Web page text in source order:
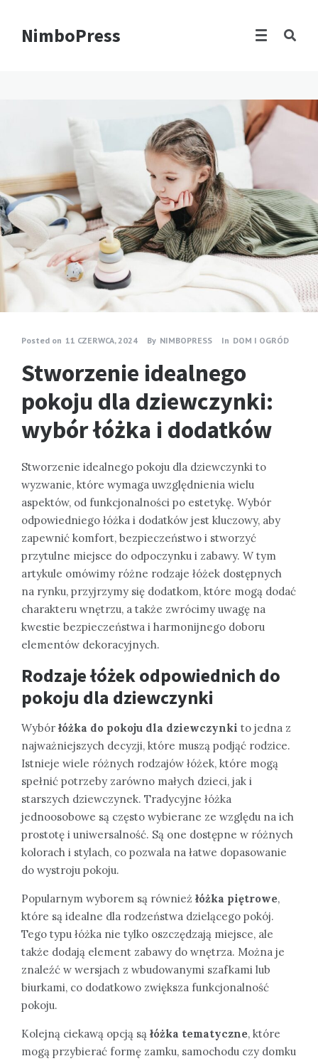
NimboPress
Posted on 11 CZERWCA, 2024 By NIMBOPRESS In DOM I OGRÓD
Stworzenie idealnego
pokoju dla dziewczynki:
wybór łóżka i dodatków
Stworzenie idealnego pokoju dla dziewczynki to
wyzwanie, które wymaga uwzględnienia wielu
aspektów, od funkcjonalności po estetykę. Wybór
odpowiedniego łóżka i dodatków jest kluczowy, aby
zapewnić komfort, bezpieczeństwo i stworzyć
przytulne miejsce do odpoczynku i zabawy. W tym
artykule omówimy różne rodzaje łóżek dostępnych
na rynku, przyjrzymy się dodatkom, które mogą dodać
charakteru wnętrzu, a także zwrócimy uwagę na
kwestie bezpieczeństwa i harmonijnego doboru
elementów dekoracyjnych.
Rodzaje łóżek odpowiednich do
pokoju dla dziewczynki
Wybór łóżka do pokoju dla dziewczynki to jedna z
najważniejszych decyzji, które muszą podjąć rodzice.
Istnieje wiele różnych rodzajów łóżek, które mogą
spełnić potrzeby zarówno małych dzieci, jak i
starszych dziewczynek. Tradycyjne łóżka
jednoosobowe są często wybierane ze względu na ich
prostotę i uniwersalność. Są one dostępne w różnych
kolorach i stylach, co pozwala na łatwe dopasowanie
do wystroju pokoju.
Popularnym wyborem są również łóżka piętrowe,
które są idealne dla rodzeństwa dzielącego pokój.
Tego typu łóżka nie tylko oszczędzają miejsce, ale
także dodają element zabawy do wnętrza. Można je
znaleźć w wersjach z wbudowanymi szafkami lub
biurkami, co dodatkowo zwiększa funkcjonalność
pokoju.
Kolejną ciekawą opcją są łóżka tematyczne, które
mogą przybierać formę zamku, samochodu czy domku